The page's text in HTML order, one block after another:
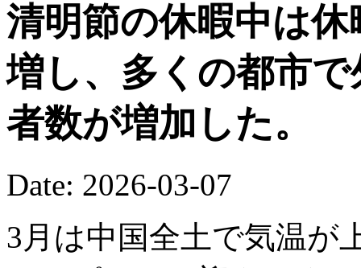
清明節の休暇中は
増し、多くの都市
者数が増加した。
Date: 2026-03-07
3月は中国全土で気温が